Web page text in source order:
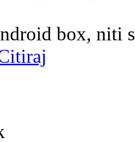
box, niti